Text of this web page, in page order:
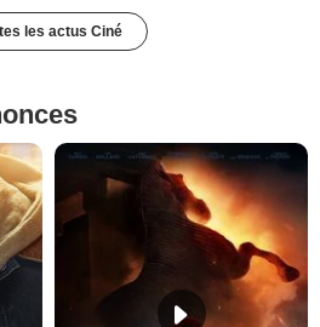
les actus Ciné